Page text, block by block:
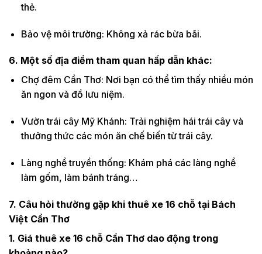
thẻ.
Bảo vệ môi trường: Không xả rác bừa bãi.
6. Một số địa điểm tham quan hấp dẫn khác:
Chợ đêm Cần Thơ: Nơi bạn có thể tìm thấy nhiều món
ăn ngon và đồ lưu niệm.
Vườn trái cây Mỹ Khánh: Trải nghiệm hái trái cây và
thưởng thức các món ăn chế biến từ trái cây.
Làng nghề truyền thống: Khám phá các làng nghề
làm gốm, làm bánh tráng…
7. Câu hỏi thường gặp khi thuê xe 16 chỗ tại Bách
Việt Cần Thơ
1. Giá thuê xe 16 chỗ Cần Thơ dao động trong